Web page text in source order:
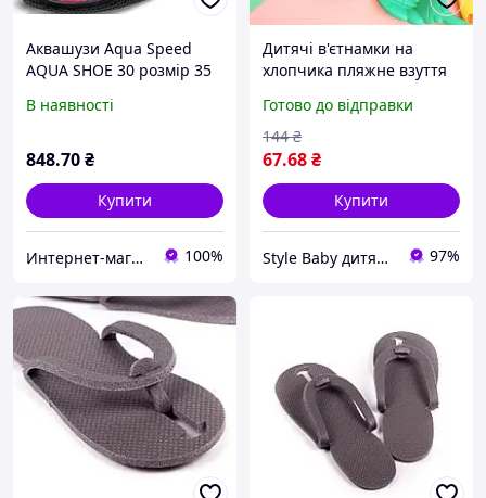
Аквашузи Aqua Speed
AQUA SHOE 30 розмір 35
пляжу, басейну, плавання
В наявності
848.70₴
Купити
Интернет-магазин U-Way — в один клік до мети. 100%
Дитячі в'єтнамки на
хлопчика пляжне взуття
Gear р.31 - устілка 19,7 см
Готово до відправки
67.68₴
144 ₴
Купити
Style Baby дитячий магазин 97%